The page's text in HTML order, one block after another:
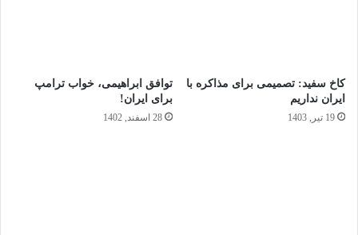
کاخ سفید: تصمیمی برای مذاکره با
ایران نداریم
19 تیر, 1403
توافق ابراهیمی، خواب ترامپ
برای ایران!
28 اسفند, 1402